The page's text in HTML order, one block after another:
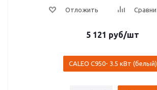
5 121 руб/шт
CALEO С950- 3.5 кВт (белый)